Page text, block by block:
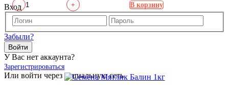
- + В корзину
Вход
Забыли?
Войти
У Вас нет аккаунта?
Зарегистрироваться
Или войти через социальную сеть